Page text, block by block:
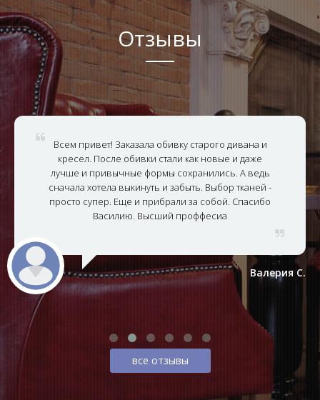
Отзывы
Всем привет! Заказала обивку старого дивана и
кресел. После обивки стали как новые и даже
лучше и привычные формы сохранились. А ведь
сначала хотела выкинуть и забыть. Выбор тканей -
просто супер. Еще и прибрали за собой. Спасибо
Василию. Высший проффесиа
Валерия С.
все отзывы